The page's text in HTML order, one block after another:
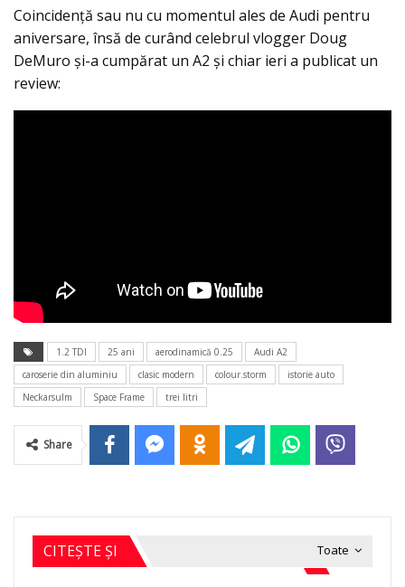
Coincidență sau nu cu momentul ales de Audi pentru
aniversare, însă de curând celebrul vlogger Doug
DeMuro și-a cumpărat un A2 și chiar ieri a publicat un
review:
1.2 TDI 25 ani aerodinamică 0.25
Audi A2
caroserie din aluminiu
clasic modern colour.storm
istorie auto
Neckarsulm
Space Frame trei litri
Share
Toate
CITEȘTE ȘI